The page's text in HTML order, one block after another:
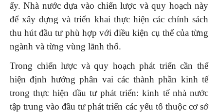
ấy. Nhà nước dựa vào chiến lược và quy hoạch này
để xây dựng và triển khai thực hiện các chính sách
thu hút đầu tư phù hợp với điều kiện cụ thể của từng
ngành và từng vùng lãnh thổ.
Trong chiến lược và quy hoạch phát triển cần thể
hiện định hướng phân vai các thành phần kinh tế
trong thực hiện đầu tư phát triển: kinh tế nhà nước
tập trung vào đầu tư phát triển các yếu tố thuộc cơ sở